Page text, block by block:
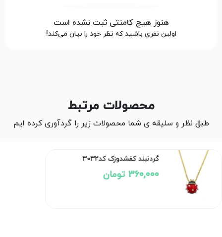
هنوز هیچ کامنتی ثبت نشده است
اولین نفری باشید که نظر خود را بیان می‌کند!
محصولات مرتبط
طبق نظر و سلیقه ی شما محصولات زیر را گردآوری کرده ایم
گردنبند کفشدوزک کد۳۰۳۲
360,000 تومان